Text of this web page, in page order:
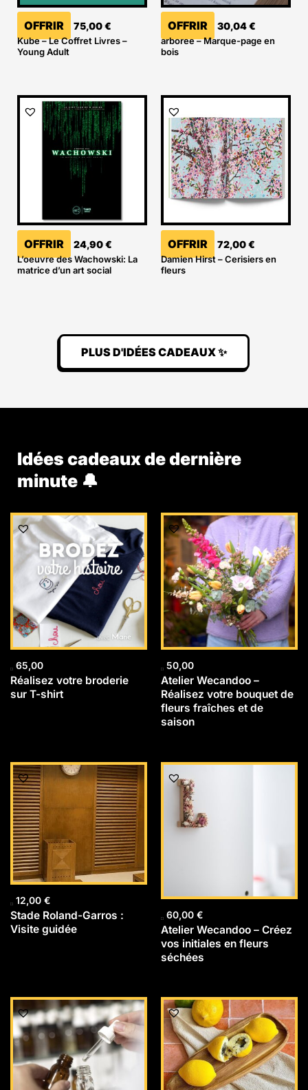
OFFRIR 75,00€
Kube – Le Coffret Livres –
Young Adult
OFFRIR 30,04€
arboree – Marque-page en
bois
OFFRIR 24,90€
L’oeuvre des Wachowski: La
matrice d’un art social
OFFRIR 72,00€
Damien Hirst – Cerisiers en
fleurs
PLUS D'IDÉES CADEAUX ✨
Idées cadeaux de dernière
minute 🔔
65,00
Réalisez votre broderie
sur T-shirt
50,00
Atelier Wecandoo –
Réalisez votre bouquet de
fleurs fraîches et de
saison
12,00 €
Stade Roland-Garros :
Visite guidée
60,00 €
Atelier Wecandoo – Créez
vos initiales en fleurs
séchées